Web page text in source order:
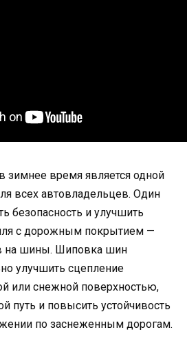
время является одной
всех автовладельцев. Один
безопасность и улучшить
с дорожным покрытием —
на шины. Шиповка шин
улучшить сцепление
или снежной поверхностью,
путь и повысить устойчивость
по заснеженным дорогам.